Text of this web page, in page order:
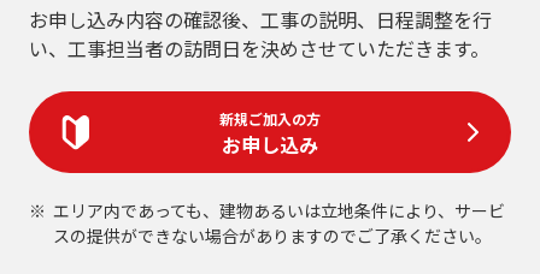
お申し込み内容の確認後、工事の説明、日程調整を行
い、工事担当者の訪問日を決めさせていただきます。
新規ご加入の方
お申し込み
エリア内であっても、建物あるいは立地条件により、サービ
スの提供ができない場合がありますのでご了承ください。